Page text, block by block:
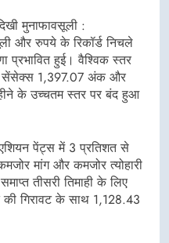
मुनाफावसूली :
और रुपये के रिकॉर्ड निचले
प्रभावित हुई। वैश्विक स्तर
सेंसेक्स 1,397.07 अंक और
के उच्चतम स्तर पर बंद हुआ
पेंट्स में 3 प्रतिशत से
मांग और कमजोर त्योहारी
तीसरी तिमाही के लिए
गिरावट के साथ 1,128.43